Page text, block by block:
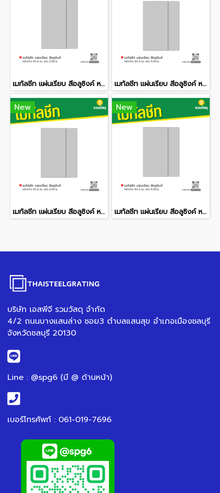
เมทัลชีท แผ่นเรียบ สีอลูซิงค์ หน้ากว้าง 91.4 ซม. ยาว 3.20 ม. เมทัลชีท แผ่นเรียบ สีอลูซิงค์ หน้ากว้าง 91.4 ซม. ยาว 5.20 ม.
New
เมทัลชีท แผ่นเรียบ สีอลูซิงค์ หน้ากว้าง 91.4 ซม. ยาว 4.20 ม.
New
เมทัลชีท แผ่นเรียบ สีอลูซิงค์ หน้ากว้าง 91.4 ซม. ยาว 6.20 ม.
บริษัท เอสพีจี รวมวัสดุ จำกัด
4/2 ถนนบางแสนล่าง ซอย3 ตำบลแสนสุข อำเภอเมืองชลบุรี
จังหวัดชลบุรี 20130
Line : @spg6 (มี @ ด้านหน้า)
เบอร์โทรศัพท์ : 061-019-7696